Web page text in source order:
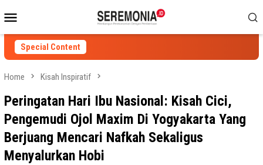
to
contentMenu
Special Content
Home Kisah Inspiratif
Peringatan Hari Ibu Nasional: Kisah Cici,
Pengemudi Ojol Maxim Di Yogyakarta Yang
Berjuang Mencari Nafkah Sekaligus
Menyalurkan Hobi